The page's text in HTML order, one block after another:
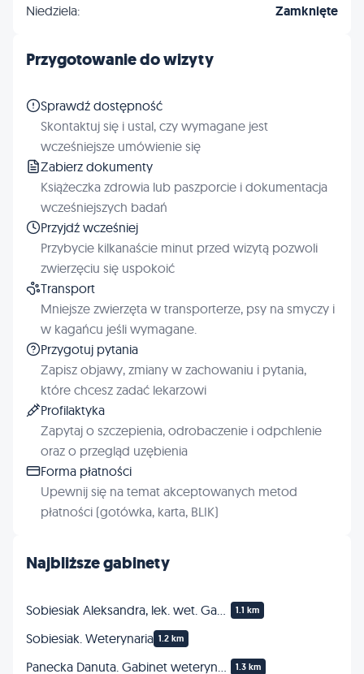
Profilaktyka
Najbliższe gabinety
1.1 km
Sobiesiak. Weterynaria 1.2 km
1.3 km
Niedziela: Zamknięte
Przygotowanie do wizyty
Sprawdź dostępność
Skontaktuj się i ustal, czy wymagane jest
wcześniejsze umówienie się
Zabierz dokumenty
Książeczka zdrowia lub paszporcie i dokumentacja
wcześniejszych badań
Przyjdź wcześniej
Przybycie kilkanaście minut przed wizytą pozwoli
zwierzęciu się uspokoić
Transport
Mniejsze zwierzęta w transporterze, psy na smyczy i
w kagańcu jeśli wymagane.
Przygotuj pytania
Zapisz objawy, zmiany w zachowaniu i pytania,
które chcesz zadać lekarzowi
Profilaktyka
Zapytaj o szczepienia, odrobaczenie i odpchlenie
oraz o przegląd uzębienia
Forma płatności
Upewnij się na temat akceptowanych metod
płatności (gotówka, karta, BLIK)